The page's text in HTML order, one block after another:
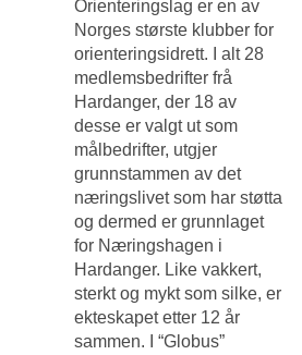
Orienteringslag er en av
Norges største klubber for
orienteringsidrett. I alt 28
medlemsbedrifter frå
Hardanger, der 18 av
desse er valgt ut som
målbedrifter, utgjer
grunnstammen av det
næringslivet som har støtta
og dermed er grunnlaget
for Næringshagen i
Hardanger. Like vakkert,
sterkt og mykt som silke, er
ekteskapet etter 12 år
sammen. I “Globus”